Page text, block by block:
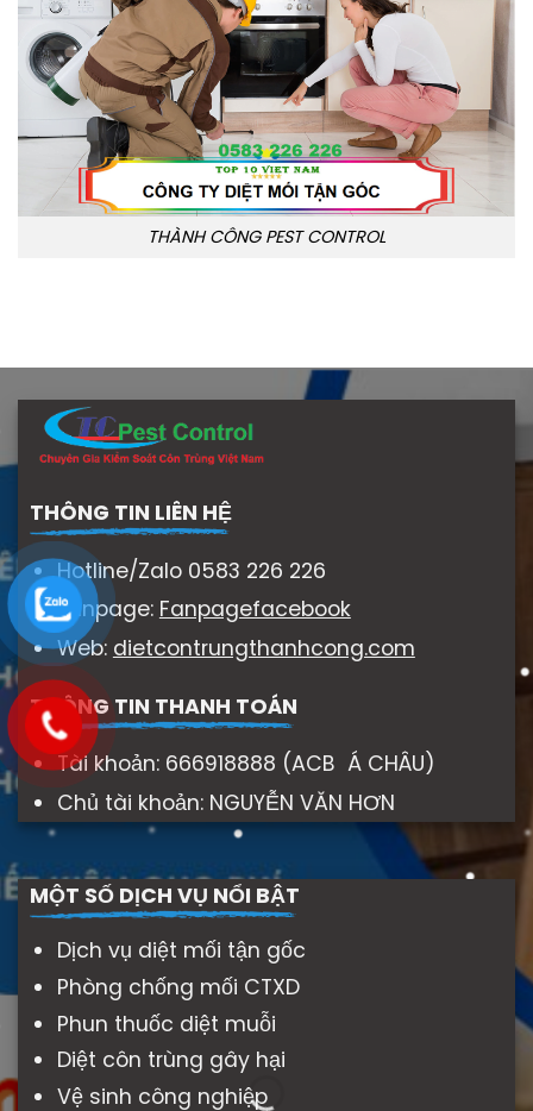
THÀNH CÔNG PEST CONTROL
THÔNG TIN LIÊN HỆ
Hotline/Zalo 0583 226 226
Fanpage: Fanpagefacebook
Web: dietcontrungthanhcong.com
THÔNG TIN THANH TOÁN
Tài khoản: 666918888 (ACB Á CHÂU)
Chủ tài khoản: NGUYỄN VĂN HƠN
MỘT SỐ DỊCH VỤ NỔI BẬT
Dịch vụ diệt mối tận gốc
Phòng chống mối CTXD
Phun thuốc diệt muỗi
Diệt côn trùng gây hại
Vệ sinh công nghiệp